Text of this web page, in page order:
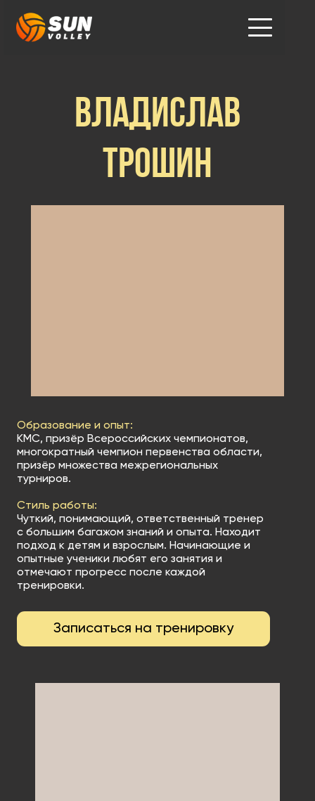
Записаться на тренировку
Образование и опыт:
КМС, призёр Всероссийских чемпионатов,
многократный чемпион первенства области,
призёр множества межрегиональных
турниров.
Стиль работы:
Чуткий, понимающий, ответственный тренер
с большим багажом знаний и опыта. Находит
подход к детям и взрослым. Начинающие и
опытные ученики любят его занятия и
отмечают прогресс после каждой
тренировки.
Владислав
Трошин